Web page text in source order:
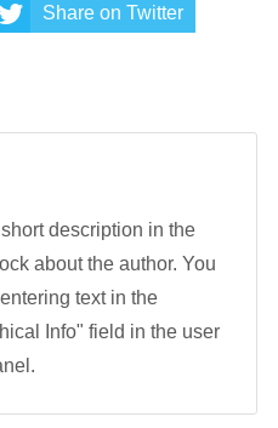
Share on Twitter
description in the
about the author. You
text in the
Info" field in the user